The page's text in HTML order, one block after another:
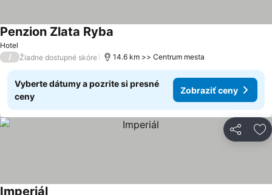
Hotel
Penzion Zlata Ryba
/ Žiadne dostupné skóre 14.6 km >> Centrum mesta
Vyberte dátumy a pozrite si presné
ceny
Zobraziť ceny
Zdieľať
Imperiál